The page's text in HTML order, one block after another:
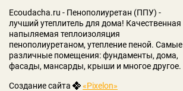
Ecoudacha.ru - Пенополиуретан (ППУ) -
лучший утеплитель для дома! Качественная
напыляемая теплоизоляция
пенополиуретаном, утепление пеной. Самые
различные помещения: фундаменты, дома,
фасады, мансарды, крыши и многое другое.
Создание сайта «Pixelon»